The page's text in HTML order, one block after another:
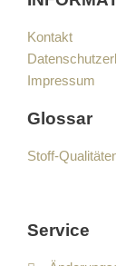
Kontakt
Impressum
Glossar
Stoff-
Service